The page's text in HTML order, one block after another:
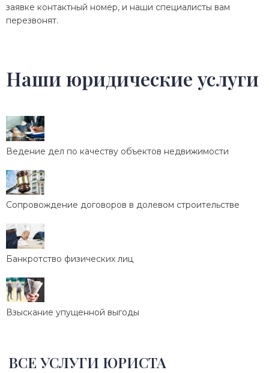
заявке контактный номер, и наши специалисты вам
перезвонят.
Наши юридические услуги
Ведение дел по качеству объектов недвижимости
Сопровождение договоров в долевом строительстве
Банкротство физических лиц
Взыскание упущенной выгоды
ВСЕ УСЛУГИ ЮРИСТА